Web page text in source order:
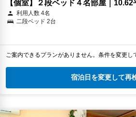
【個室】２段ベッド４名部屋｜10.62
利用人数 4名
二段ベッド 2台
ご案内できるプランがありません。条件を変更し
宿泊日を変更して再